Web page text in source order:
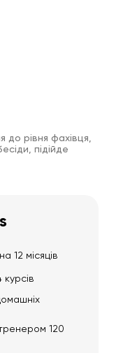
до рівня фахівця,
підійде
12 місяців
курсів
тренером 120